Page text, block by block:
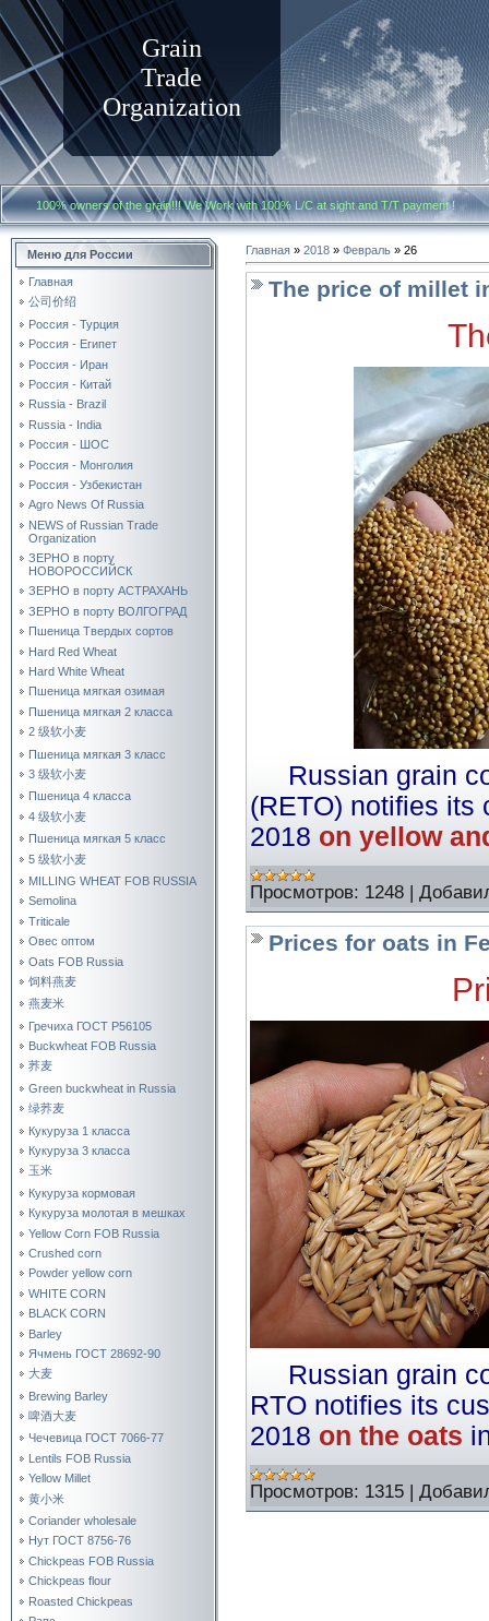
Grain
Trade
Organization
100% owners of the grain!!! We Work with100% L/C at sight and T/T payment
Меню для России
Главная
公司价绍
Россия - Турция
Россия - Египет
Россия - Иран
Россия - Китай
Russia - Brazil
Russia - India
Россия - ШОС
Россия - Монголия
Россия - Узбекистан
Agro News Of Russia
NEWS of Russian Trade
Organization
ЗЕРНО в порту
НОВОРОССИЙСК
ЗЕРНО в порту АСТРАХАНЬ
ЗЕРНО в порту ВОЛГОГРАД
Пшеница Твердых сортов
Hard Red Wheat
Hard White Wheat
Пшеница мягкая озимая
Пшеница мягкая 2 класса
2 级软小麦
Пшеница мягкая 3 класс
3 级软小麦
Пшеница 4 класса
4 级软小麦
Пшеница мягкая 5 класс
5 级软小麦
MILLING WHEAT FOB RUSSIA
Semolina
Triticale
Овес оптом
Oats FOB Russia
饲料燕麦
燕麦米
Гречиха ГОСТ Р56105
Buckwheat FOB Russia
荞麦
Green buckwheat in Russia
绿荞麦
Кукуруза 1 класса
Кукуруза 3 класса
玉米
Кукуруза кормовая
Кукуруза молотая в мешках
Yellow Corn FOB Russia
Crushed corn
Powder yellow corn
WHITE CORN
BLACK CORN
Barley
Ячмень ГОСТ 28692-90
大麦
Brewing Barley
啤酒大麦
Чечевица ГОСТ 7066-77
Lentils FOB Russia
Yellow Millet
黄小米
Coriander wholesale
Нут ГОСТ 8756-76
Chickpeas FOB Russia
Chickpeas flour
Roasted Chickpeas
Главная » 2018 » Февраль » 26
The price of millet
Russian grain
(RETO) notifies
2018 on yellow
Просмотров: 1248
Prices for oats in
Russian grain
RTO notifies its
2018 on the oats
Просмотров: 1315